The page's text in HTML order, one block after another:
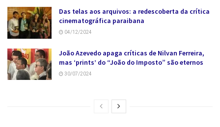
Das telas aos arquivos: a redescoberta da crítica
cinematográfica paraibana
04/12/2024
João Azevedo apaga críticas de Nilvan Ferreira,
mas ‘prints’ do “João do Imposto” são eternos
30/07/2024